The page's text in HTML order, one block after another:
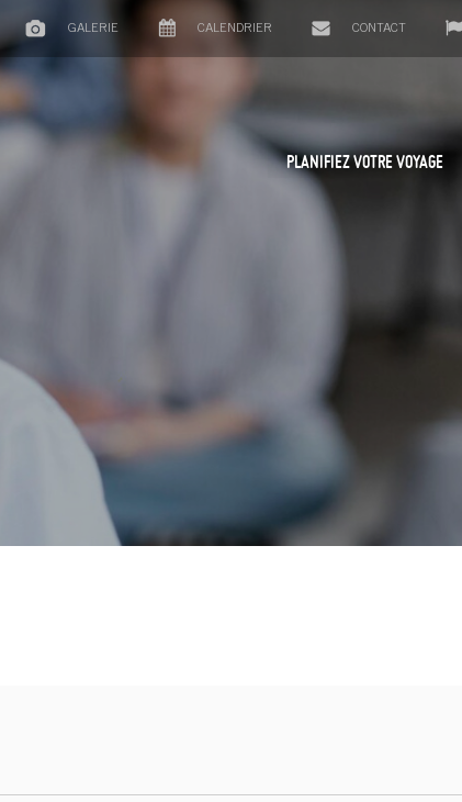
GALERIE CALENDRIER CONTACT
PLANIFIEZ VOTRE VOYAGE